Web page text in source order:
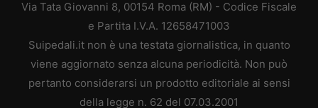
Via Tata Giovanni 8, 00154 Roma (RM) - Codice Fiscale
e Partita I.V.A. 12658471003
Suipedali.it non è una testata giornalistica, in quanto
viene aggiornato senza alcuna periodicità. Non può
pertanto considerarsi un prodotto editoriale ai sensi
della legge n. 62 del 07.03.2001